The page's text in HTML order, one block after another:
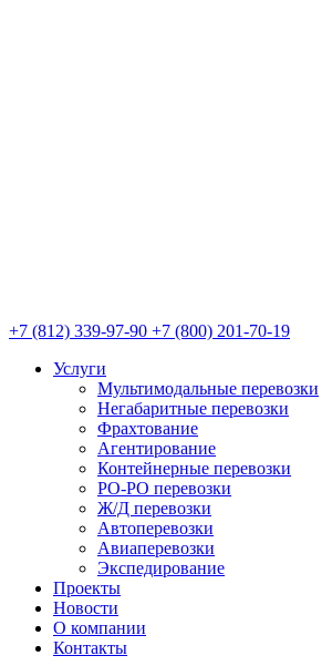
+7 (812) 339-97-90 +7 (800) 201-70-19
Услуги
Мультимодальные перевозки
Негабаритные перевозки
Фрахтование
Агентирование
Контейнерные перевозки
РО-РО перевозки
Ж/Д перевозки
Автоперевозки
Авиаперевозки
Экспедирование
Проекты
Новости
О компании
Контакты